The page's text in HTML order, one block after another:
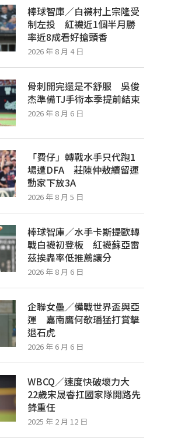
棒球智庫／白襪村上宗隆受
制左投 紅襪近1個半月勝
率近8成看好搶頭香
2026 年 8 月 4 日
骨刺開完還是不舒服 吳俊
杰準備TJ手術本季提前結束
2026 年 8 月 6 日
「費仔」轉戰水手只代跑1
場遭DFA 莊陳仲敖續留運
動家下放3A
2026 年 8 月 5 日
棒球智庫／水手卡斯提歐轉
戰白襪初登板 紅襪蘇亞雷
茲挨轟率低推薦讓分
2026 年 8 月 6 日
企聯女壘／備戰世界盃與亞
運 嘉南鷹何欹璠猛打賞擊
退石虎
2026 年 6 月 6 日
WBCQ／速度快破壞力大
22歲宋晟睿扛國家隊開路先
鋒重任
2025 年 2 月 12 日